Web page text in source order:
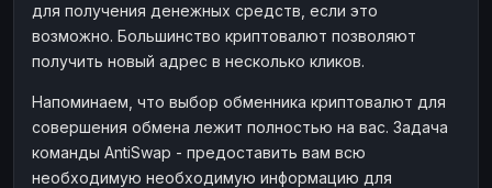
для получения денежных средств, если это
возможно. Большинство криптовалют позволяют
получить новый адрес в несколько кликов.
Напоминаем, что выбор обменника криптовалют для
совершения обмена лежит полностью на вас. Задача
команды AntiSwap - предоставить вам всю
необходимую необходимую информацию для